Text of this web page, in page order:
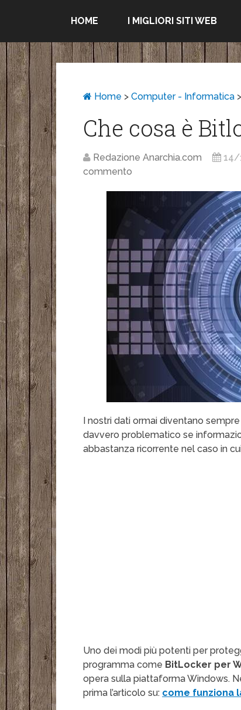
HOME I MIGLIORI SITI WEB
Home >Computer - Informatica
Che cosa è
Redazione Anarchia.com 14/
commento
I nostri dati ormai diventano
davvero problematico se
abbastanza ricorrente nel caso in
Uno dei modi più potenti per
programma come BitLocker per
opera sulla piattaforma Windows.
prima l’articolo su: come funziona